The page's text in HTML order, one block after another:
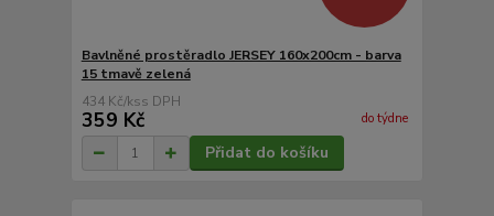
Bavlněné prostěradlo JERSEY 160x200cm - barva
15 tmavě zelená
434 Kč/ks
359 Kč do týdne
Přidat do košíku